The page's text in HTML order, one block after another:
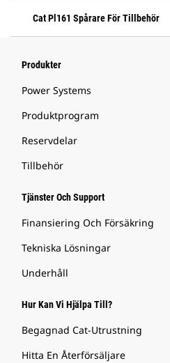
Cat Pl161 Spårare För Tillbehör
Produkter
Power Systems
Produktprogram
Reservdelar
Tillbehör
Tjänster Och Support
Finansiering Och Försäkring
Tekniska Lösningar
Underhåll
Hur Kan Vi Hjälpa Till?
Begagnad Cat-Utrustning
Hitta En Återförsäljare